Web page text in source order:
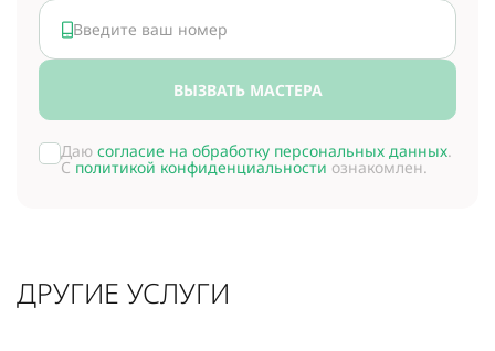
ВЫЗВАТЬ МАСТЕРА
Даю согласие на обработку персональных данных.
С политикой конфиденциальности ознакомлен.
ДРУГИЕ УСЛУГИ